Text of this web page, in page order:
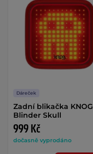
Dáreček
Zadní blikačka KNOG
Blinder Skull
999 Kč
dočasně vyprodáno